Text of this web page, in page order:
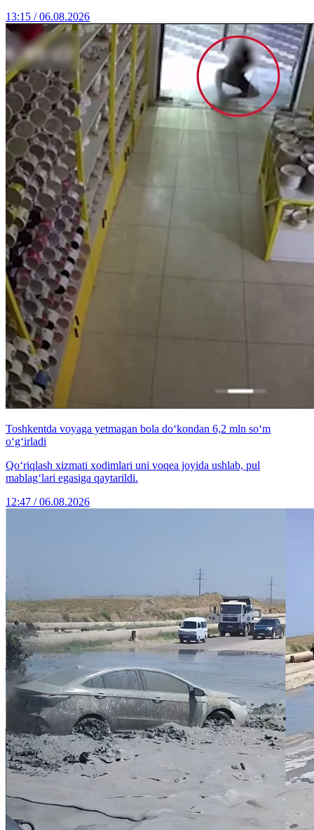
13:15 / 06.08.2026
Toshkentda voyaga yetmagan bola do‘kondan 6,2 mln so‘m
o‘g‘irladi
Qo‘riqlash xizmati xodimlari uni voqea joyida ushlab, pul
mablag‘lari egasiga qaytarildi.
12:47 / 06.08.2026